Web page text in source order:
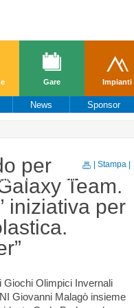
di navigazione,
consenso all’utilizzo dei
Gare Impianti
News Sponsor
| Stampa |
per
Team.
iniziativa per
Giochi Olimpici Invernali
Giovanni Malagò insieme